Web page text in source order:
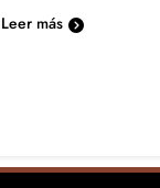
Leer más